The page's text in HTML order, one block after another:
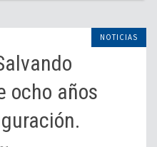
NOTICIAS
ocho años